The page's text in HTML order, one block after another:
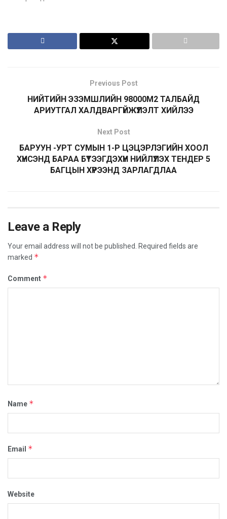
Previous Post
НИЙТИЙН ЭЗЭМШЛИЙН 98000М2 ТАЛБАЙД
АРИУТГАЛ ХАЛДВАРГҮЙЖҮҮЛЭЛТ ХИЙЛЭЭ
Next Post
БАРУУН -УРТ СУМЫН 1-Р ЦЭЦЭРЛЭГИЙН ХООЛ
ХҮНСЭНД БАРАА БҮТЭЭГДЭХҮҮН НИЙЛҮҮЛЭХ ТЕНДЕР 5
БАГЦЫН ХҮРЭЭНД ЗАРЛАГДЛАА
Leave a Reply
Your email address will not be published.
Required fields are
marked *
Comment *
Name *
Email *
Website